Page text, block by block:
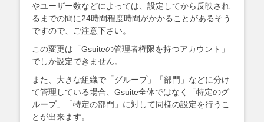
やユーザー数などによっては、設定してから反映され
るまでの間に24時間程度時間がかかることがあるそう
ですので、ご注意下さい。
この変更は「Gsuiteの管理者権限を持つアカウント」
でしか設定できません。
また、大きな組織で「グループ」「部門」などに分け
て管理している場合、Gsuite全体ではなく「特定のグ
ループ」「特定の部門」に対して同様の設定を行うこ
とが出来ます。